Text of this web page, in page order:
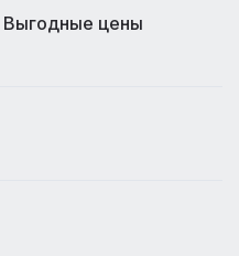
Выгодные цены